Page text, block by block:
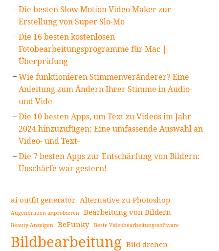
Die besten Slow Motion Video Maker zur
Erstellung von Super Slo-Mo
Die 16 besten kostenlosen
Fotobearbeitungsprogramme für Mac |
Überprüfung
Wie funktionieren Stimmenveränderer? Eine
Anleitung zum Ändern Ihrer Stimme in Audio-
und Vide
Die 10 besten Apps, um Text zu Videos im Jahr
2024 hinzuzufügen: Eine umfassende Auswahl an
Video- und Text-
Die 7 besten Apps zur Entschärfung von Bildern:
Unschärfe war gestern!
ai outfit generator Alternative zu Photoshop
Augenbrauen anprobieren Bearbeitung von Bildern
Beauty-Anzeigen BeFunky Beste Videobearbeitungssoftware
Bildbearbeitung Bild drehen